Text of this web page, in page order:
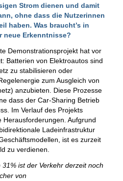
Strom dienen und damit
ohne dass die Nutzerinnen
haben. Was braucht’s in
neue Erkenntnisse?
Demonstrationsprojekt hat vor
Batterien von Elektroautos sind
zu stabilisieren oder
zum Ausgleich von
anzubieten. Diese Prozesse
dass der Car-Sharing Betrieb
Im Verlauf des Projekts
Herausforderungen. Aufgrund
Ladeinfrastruktur
ist es zurzeit
zu verdienen.
ist der Verkehr derzeit noch
von